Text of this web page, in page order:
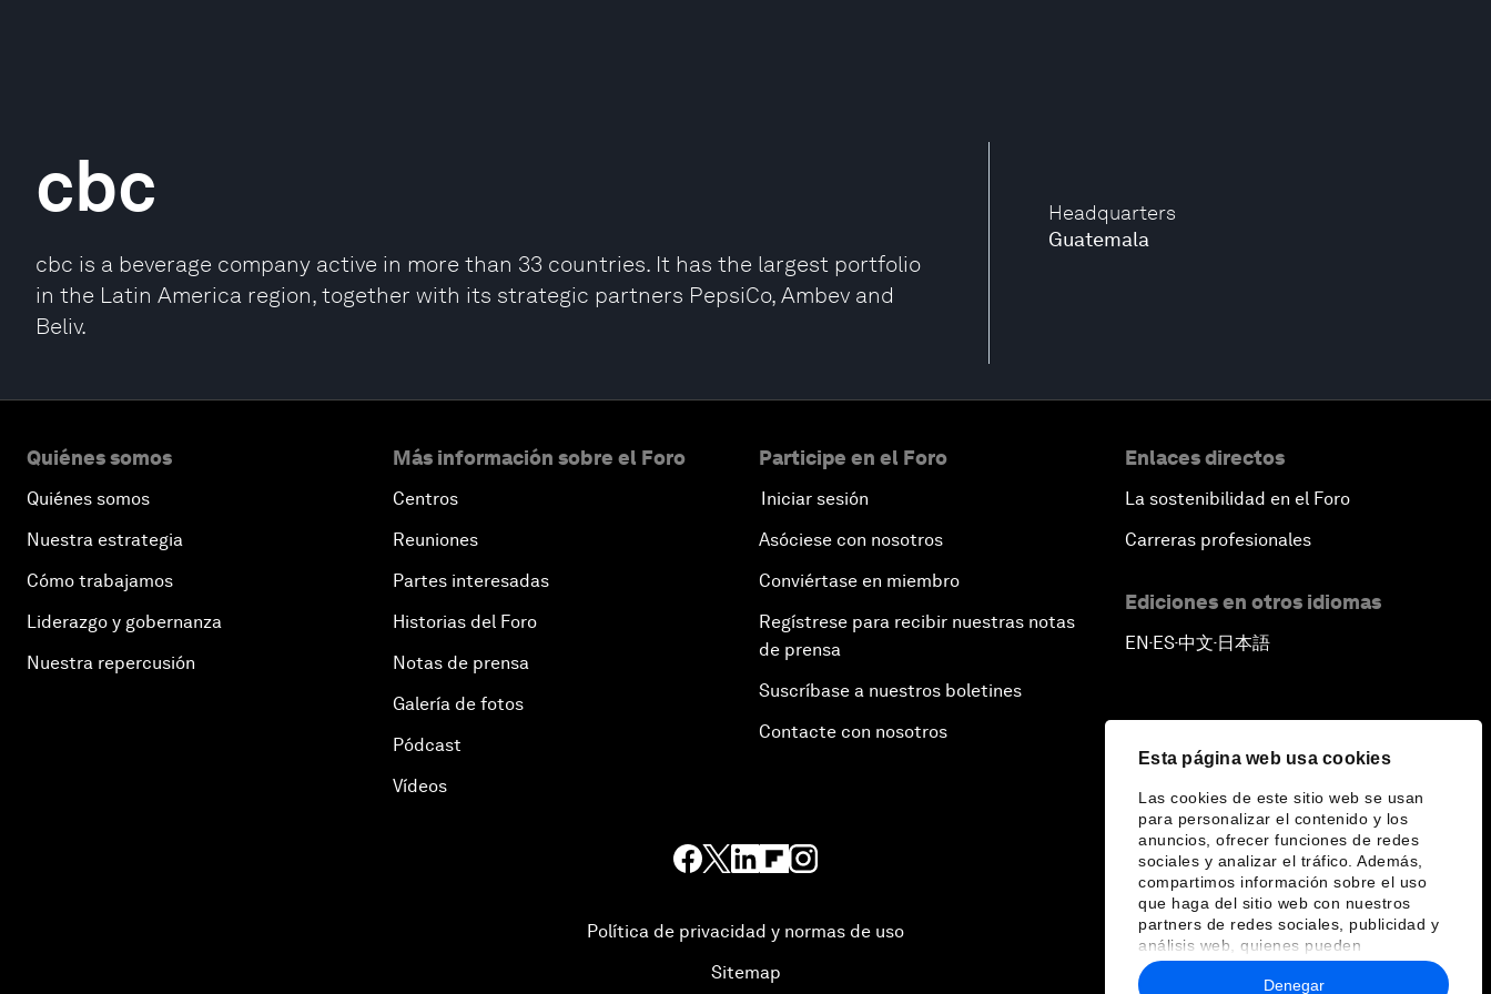
Esta página web usa cookies
Las cookies de este sitio web se usan
para personalizar el contenido y los
anuncios, ofrecer funciones de redes
sociales y analizar el tráfico. Además,
compartimos información sobre el uso
que haga del sitio web con nuestros
partners de redes sociales, publicidad y
análisis web, quienes pueden
combinarla con otra información que les
haya proporcionado o que hayan
Denegar
Headquarters
Guatemala
cbc
cbc is a beverage company active in more than 33 countries. It has the largest portfolio
in the Latin America region, together with its strategic partners PepsiCo, Ambev and
Beliv.
Quiénes somos
Quiénes somos
Nuestra estrategia
Cómo trabajamos
Liderazgo y gobernanza
Nuestra repercusión
Más información sobre el Foro
Centros
Reuniones
Partes interesadas
Historias del Foro
Notas de prensa
Galería de fotos
Pódcast
Vídeos
Participe en el Foro
Iniciar sesión
Asóciese con nosotros
Conviértase en miembro
Regístrese para recibir nuestras notas
de prensa
Suscríbase a nuestros boletines
Contacte con nosotros
Enlaces directos
La sostenibilidad en el Foro
Carreras profesionales
Ediciones en otros idiomas
EN▪ES▪中文▪ 日本語
Política de privacidad y normas de uso
Sitemap